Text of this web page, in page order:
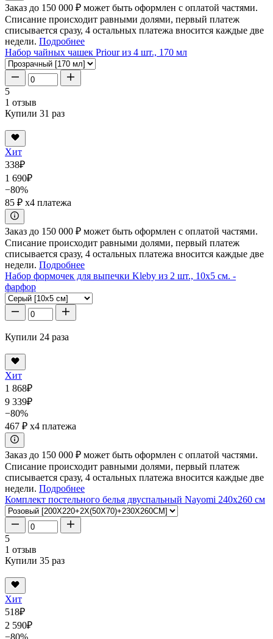
Заказ до 150 000 ₽ может быть оформлен с оплатой частями.
Списание происходит равными долями, первый платеж
списывается сразу, 4 остальных платежа вносится каждые две
недели. Подробнее
Набор чайных чашек Priour из 4 шт., 170 мл
5
1 отзыв
Купили 31 раз
Хит
338₽
1 690₽
−80%
85 ₽ x4 платежа
Заказ до 150 000 ₽ может быть оформлен с оплатой частями.
Списание происходит равными долями, первый платеж
списывается сразу, 4 остальных платежа вносится каждые две
недели. Подробнее
Набор формочек для выпечки Kleby из 2 шт., 10x5 см. -
фарфор
Купили 24 раза
Хит
1 868₽
9 339₽
−80%
467 ₽ x4 платежа
Заказ до 150 000 ₽ может быть оформлен с оплатой частями.
Списание происходит равными долями, первый платеж
списывается сразу, 4 остальных платежа вносится каждые две
недели. Подробнее
Комплект постельного белья двуспальный Nayomi 240x260 см
5
1 отзыв
Купили 35 раз
Хит
518₽
2 590₽